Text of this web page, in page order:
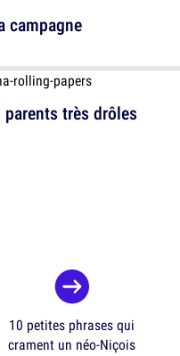
très drôles
campagne
10 petites phrases qui
crament un néo-Niçois